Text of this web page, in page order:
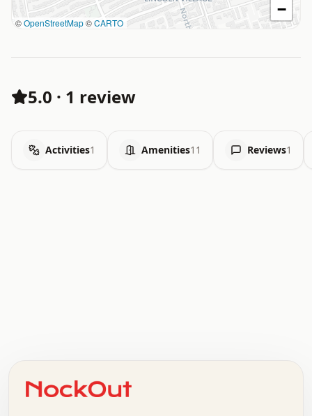
©OpenStreetMap©CARTO
−
5.0 · 1 review
Activities1 Amenities11 Reviews1
+   .   .   .   .   .   .   .   .   .   +   .   .